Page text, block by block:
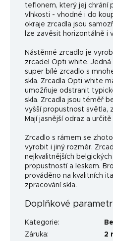
teflonem, který jej chrání
vlhkosti - vhodné i do
okraje zrcadla jsou
lze zavěsit horizontálně i
Nástěnné zrcadlo je
zrcadel Opti white.
super bílé zrcadlo s
skla. Zrcadla Opti white
umožňuje odstranit
skla. Zrcadla jsou téměř
vyšší propustnost světla,
Mají jasnější odraz a
Zrcadlo s rámem se
vyrobit i jiný rozměr.
nejkvalitnějších
propustností a leskem.
prováděno na kvalitních
zpracování skla.
Doplňkové
Kategorie:
Záruka:
2